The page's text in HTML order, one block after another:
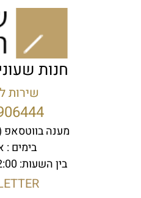
חנות
שירות
מענה בווטסאפ
בימים :
בין השעות: 12:00 עד 17:00